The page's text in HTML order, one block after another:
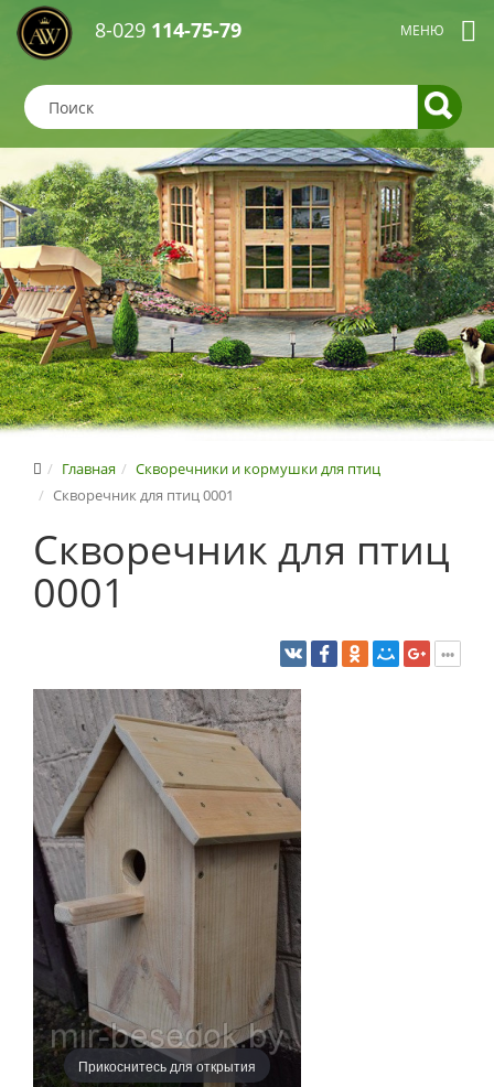
8-029 114-75-79
Главная
Скворечники и кормушки для птиц
Скворечник для птиц 0001
Скворечник для птиц
0001
Прикоснитесь для открытия